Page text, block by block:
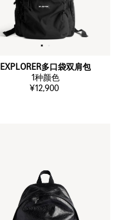
EXPLORER多口袋双肩包
1种颜色
¥12,900